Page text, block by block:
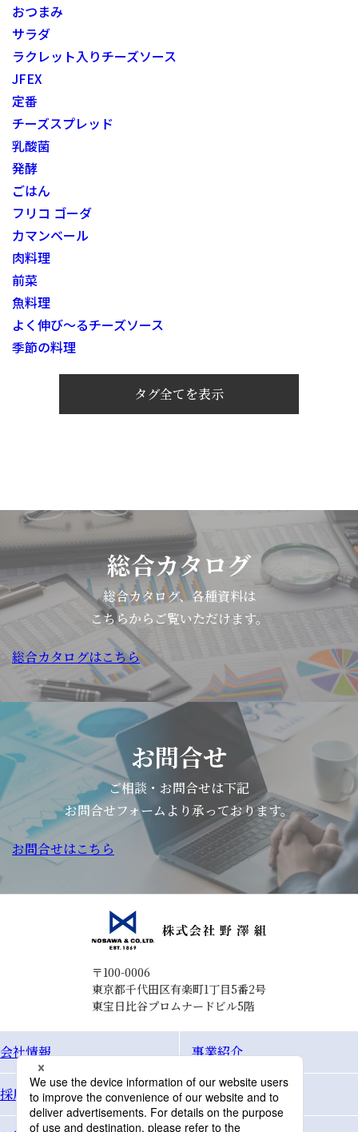
おつまみ
サラダ
ラクレット入りチーズソース
JFEX
定番
チーズスプレッド
乳酸菌
発酵
ごはん
フリコ ゴーダ
カマンベール
肉料理
前菜
魚料理
よく伸び～るチーズソース
季節の料理
タグ全てを表示
総合カタログ
総合カタログ、各種資料は
こちらからご覧いただけます。
総合カタログはこちら
お問合せ
ご相談・お問合せは下記
お問合せフォームより承っております。
お問合せはこちら
〒100-0006
東京都千代田区有楽町1丁目5番2号
東宝日比谷プロムナードビル5階
会社情報 事業紹介
採用情報 Topics